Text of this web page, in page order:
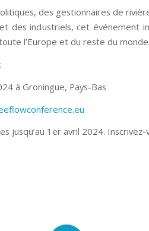
des gestionnaires de
des industriels, cet événement
l’Europe et du reste du monde.
à Groningue, Pays-Bas
jusqu’au 1er avril 2024. Inscrivez-